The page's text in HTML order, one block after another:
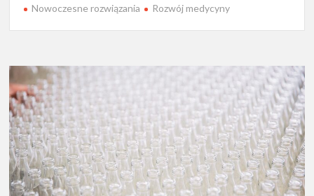
Nowoczesne rozwiązania
Rozwój medycyny